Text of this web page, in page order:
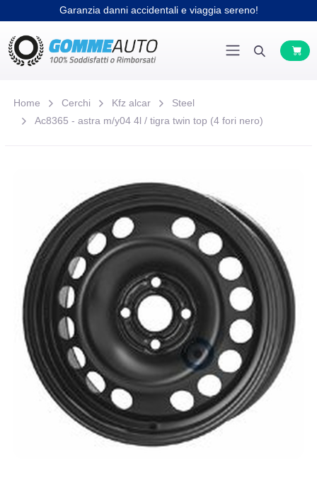
Garanzia danni accidentali e viaggia sereno!
Home Cerchi Kfz alcar
Steel
Ac8365 - astra m/y04 4l / tigra twin top (4 fori nero)